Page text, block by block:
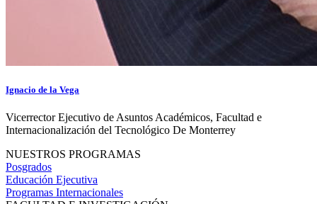
Ignacio de la Vega
Vicerrector Ejecutivo de Asuntos Académicos, Facultad e
Internacionalización del Tecnológico De Monterrey
NUESTROS PROGRAMAS
Posgrados
Educación Ejecutiva
Programas Internacionales